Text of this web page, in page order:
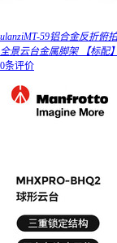
ulanziMT-59铝合金反折俯
全景云台金属脚架 【标配
0条评价